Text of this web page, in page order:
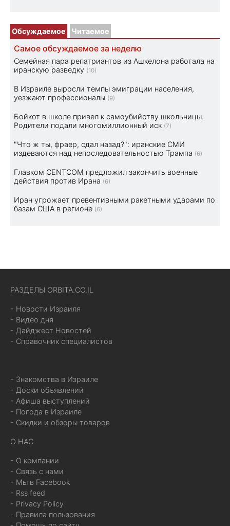
Обсуждаемое Читаемое
Самое обсуждаемое за неделю
Семейная пара репатриантов из Ашкелона работала на
иранскую разведку (10)
В Израиле выросли темпы эмиграции населения,
уезжают профессионалы (9)
Бойкот в школе привел к самоубийству школьницы.
Родители подали многомиллионный иск (7)
"Что ж ты, фраер, сдал назад?": иранские СМИ
издеваются над непоследовательностью Трампа (6)
Главком CENTCOM предложил закончить военные
действия против Ирана (6)
Иран угрожает превентивными ракетными ударами по
базам США в регионе (6)
РАЗДЕЛЫ ORBITA.CO.IL
- Новости Израиля
- Видео дня
- Дайджест Новостей
- Справочник специалистов
- Знакомства в Израиле
- Доски объявлений
- Афиша выступлений
- Погода в Израиле
- Скидки и обзоры товаров
О НАС
- О компании
- Связь с нами
- Мы в Facebook
- Rss feed
- Privacy Policy
- Правила пользования